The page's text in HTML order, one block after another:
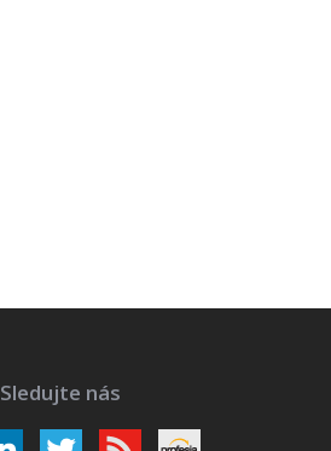
Sledujte nás